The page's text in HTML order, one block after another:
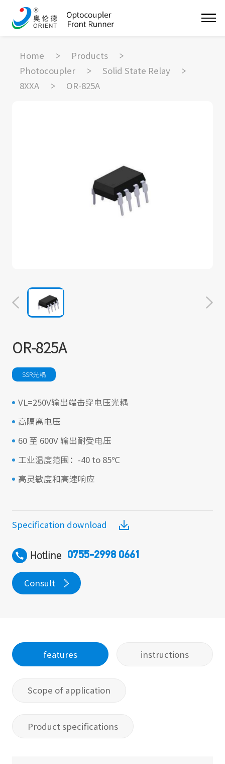
Home
Products
Photocoupler
Solid State Relay
8XXA
OR-825A
OR-825A
SSR光耦
VL=250V输出端击穿电压光耦
高隔离电压
60 至 600V 输出耐受电压
工业温度范围：-40 to 85℃
高灵敏度和高速响应
Specification download
Hotline 0755-2998 0661
Consult
features instructions
Scope of application
Product specifications